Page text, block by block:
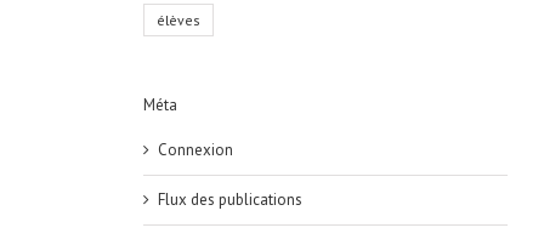
élèves
Méta
Connexion
Flux des publications